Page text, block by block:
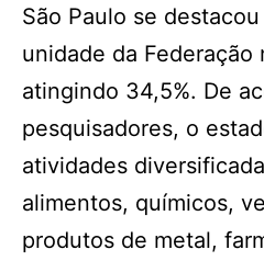
São Paulo se
unidade da Federação
atingindo 34,5%. De
pesquisadores, o
atividades
alimentos, químicos,
produtos de metal,